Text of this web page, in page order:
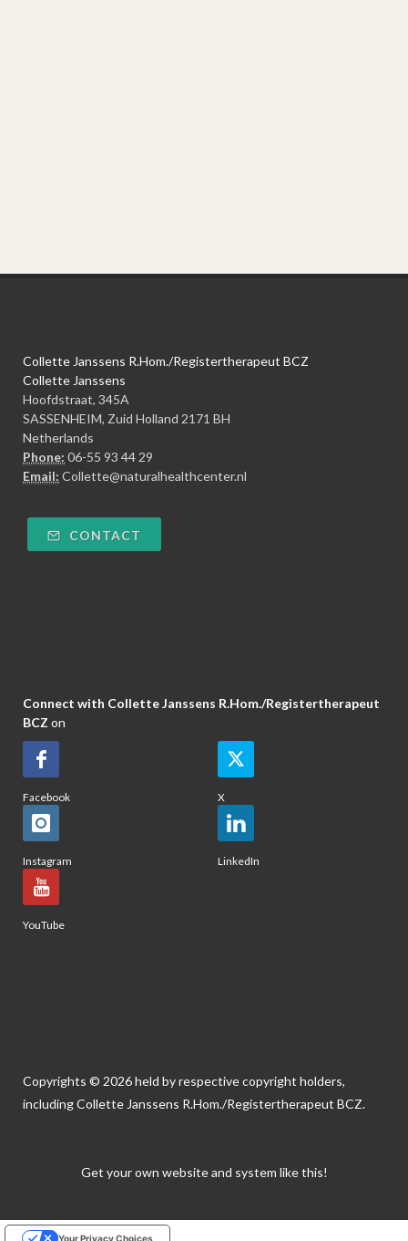
Collette Janssens R.Hom./Registertherapeut BCZ
Collette Janssens
Hoofdstraat, 345A
SASSENHEIM, Zuid Holland 2171 BH
Netherlands
Phone: 06-55 93 44 29
Email: Collette@naturalhealthcenter.nl
CONTACT
Connect with Collette Janssens R.Hom./Registertherapeut
BCZ on
Facebook X
Instagram LinkedIn
YouTube
Copyrights © 2026 held by respective copyright holders,
including Collette Janssens R.Hom./Registertherapeut BCZ.
Get your own website and system like this!
Your Privacy Choices